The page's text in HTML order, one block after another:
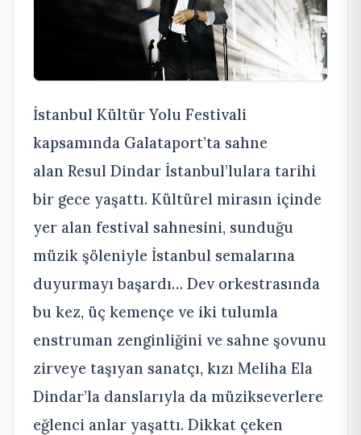
İstanbul Kültür Yolu Festivali
kapsamında Galataport’ta sahne
alan Resul Dindar İstanbul’lulara tarihi
bir gece yaşattı. Kültürel mirasın içinde
yer alan festival sahnesini, sunduğu
müzik şöleniyle İstanbul semalarına
duyurmayı başardı… Dev orkestrasında
bu kez, üç kemençe ve iki tulumla
enstruman zenginliğini ve sahne şovunu
zirveye taşıyan sanatçı, kızı Meliha Ela
Dindar’la danslarıyla da müzikseverlere
eğlenci anlar yaşattı. Dikkat çeken